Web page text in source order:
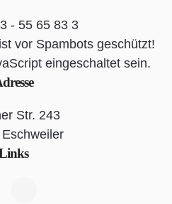
Str. 243
- 55 65 83 3
vor Spambots geschützt!
eingeschaltet sein.